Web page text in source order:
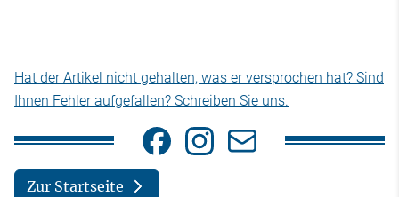
Hat der Artikel nicht gehalten, was er versprochen hat? Sind
Ihnen Fehler aufgefallen? Schreiben Sie uns.
Zur Startseite